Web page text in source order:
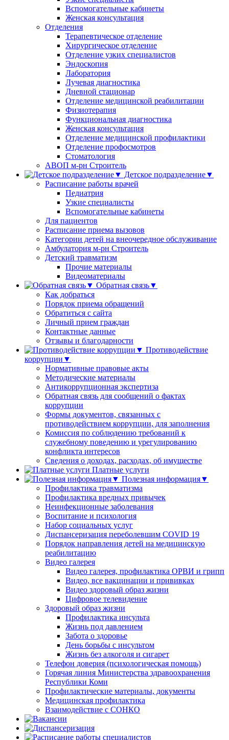
Вспомогательные кабинеты
Женская консультация
Отделения
Терапевтическое отделение
Хирургическое отделение
Отделение узких специалистов
Эндоскопия
Лаборатория
Лучевая диагностика
Дневной стационар
Отделение медицинской реабилитации
Физиотерапия
Функциональная диагностика
Женская консультация
Отделение медицинской профилактики
Отделение профосмотров
Стоматология
АВОП м-рн Строитель
Детское подразделение▼
Расписание работы врачей
Педиатрия
Узкие специалисты
Вспомогательные кабинеты
Для пациентов
Расписание приема вызовов
Категории детей на внеочередное обслуживание
Амбулатория м-рн Строитель
Детский травматизм
Прочие материалы
Видеоматериалы
Обратная связь▼
Как добраться
Порядок приема обращений
Обратиться с сайта
Личный прием граждан
Контактные данные
Отзывы и благодарности
Противодействие
коррупции▼
Нормативные правовые акты
Методические материалы
Антикоррупционная экспертиза
Обратная связь для сообщений о фактах
коррупции
Формы документов, связанных с
противодействием коррупции, для заполнения
Комиссия по соблюдению требований к
служебному поведению и урегулированию
конфликта интересов
Сведения о доходах, расходах, об имуществе
Платные услуги
Полезная информация▼
Профилактика травматизма
Профилактика вредных привычек
Неинфекционные заболевания
Воспитание и психология
Набор социальных услуг
Диспансеризация переболевшим COVID 19
Порядок направления детей на медицинскую
реабилитацию
Видео галерея
Видео галерея, профилактика ОРВИ и грипп
Видео, все вакцинации и прививках
Видео здоровый образ жизни
Цифровое телевидение
Здоровый образ жизни
Профилактика инсульта
Жизнь под давлением
Забота о здоровье
День борьбы с инсультом
Жизнь без алкоголя и сигарет
Телефон доверия (психологическая помощь)
Горячая линия Министерства здравоохранения
Республики Коми
Профилактические материалы, документы
Медицинская профилактика
Взаимодействие с СОНКО